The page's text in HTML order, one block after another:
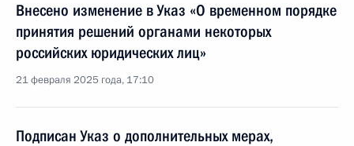
Внесено изменение в Указ «О временном порядке
принятия решений органами некоторых
российских юридических лиц»
21 февраля 2025 года, 17:10
Подписан Указ о дополнительных мерах,